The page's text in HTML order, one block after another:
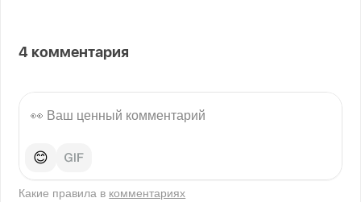
4 комментария
😊
Какие правила в комментариях